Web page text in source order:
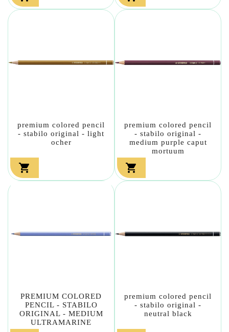
premium colored pencil
- stabilo original - light
ocher

premium colored pencil
- stabilo original -
medium purple caput
mortuum

PREMIUM COLORED
PENCIL - STABILO
ORIGINAL - MEDIUM
ULTRAMARINE
premium colored pencil
- stabilo original -
neutral black